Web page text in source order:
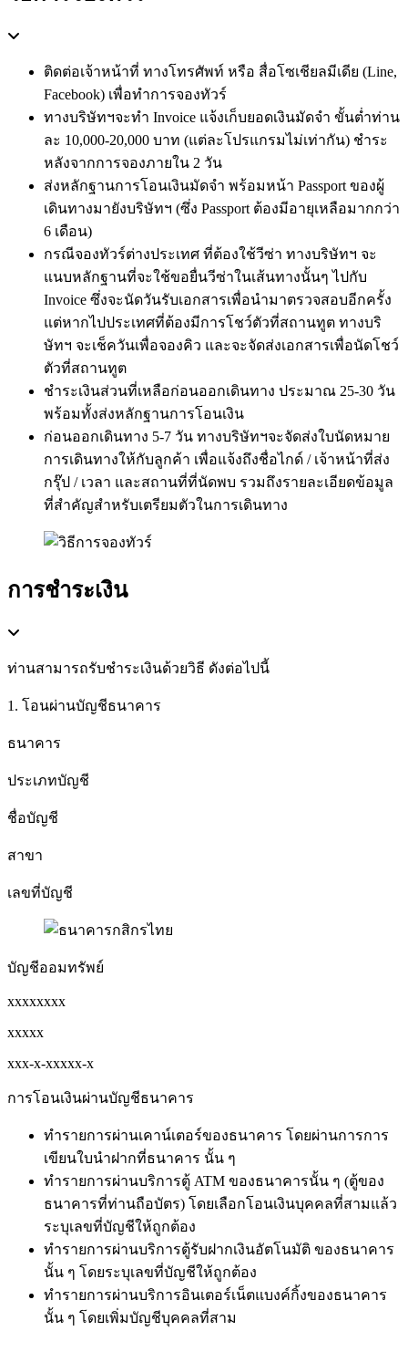
ติดต่อเจ้าหน้าที่ ทางโทรศัพท์ หรือ สื่อโซเชียลมีเดีย (Line,
Facebook) เพื่อทำการจองทัวร์
ทางบริษัทฯจะทำ Invoice แจ้งเก็บยอดเงินมัดจำ ขั้นต่ำท่าน
ละ 10,000-20,000 บาท (แต่ละโปรแกรมไม่เท่ากัน) ชำระ
หลังจากการจองภายใน 2 วัน
ส่งหลักฐานการโอนเงินมัดจำ พร้อมหน้า Passport ของผู้
เดินทางมายังบริษัทฯ (ซึ่ง Passport ต้องมีอายุเหลือมากกว่า
6 เดือน)
กรณีจองทัวร์ต่างประเทศ ที่ต้องใช้วีซ่า ทางบริษัทฯ จะ
แนบหลักฐานที่จะใช้ขอยื่นวีซ่าในเส้นทางนั้นๆ ไปกับ
Invoice ซึ่งจะนัดวันรับเอกสารเพื่อนำมาตรวจสอบอีกครั้ง
แต่หากไปประเทศที่ต้องมีการโชว์ตัวที่สถานทูต ทางบริ
ษัทฯ จะเช็ควันเพื่อจองคิว และจะจัดส่งเอกสารเพื่อนัดโชว์
ตัวที่สถานทูต
ชำระเงินส่วนที่เหลือก่อนออกเดินทาง ประมาณ 25-30 วัน
พร้อมทั้งส่งหลักฐานการโอนเงิน
ก่อนออกเดินทาง 5-7 วัน ทางบริษัทฯจะจัดส่งใบนัดหมาย
การเดินทางให้กับลูกค้า เพื่อแจ้งถึงชื่อไกด์ / เจ้าหน้าที่ส่ง
กรุ๊ป / เวลา และสถานที่ที่นัดพบ รวมถึงรายละเอียดข้อมูล
ที่สำคัญสำหรับเตรียมตัวในการเดินทาง
การชำระเงิน
ท่านสามารถรับชำระเงินด้วยวิธี ดังต่อไปนี้
1. โอนผ่านบัญชีธนาคาร
ธนาคาร
ประเภทบัญชี
ชื่อบัญชี
สาขา
เลขที่บัญชี
บัญชีออมทรัพย์
xxxxxxxx
xxxxx
xxx-x-xxxxx-x
การโอนเงินผ่านบัญชีธนาคาร
ทำรายการผ่านเคาน์เตอร์ของธนาคาร โดยผ่านการการ
เขียนใบนำฝากที่ธนาคาร นั้น ๆ
ทำรายการผ่านบริการตู้ ATM ของธนาคารนั้น ๆ (ตู้ของ
ธนาคารที่ท่านถือบัตร) โดยเลือกโอนเงินบุคคลที่สามแล้ว
ระบุเลขที่บัญชีให้ถูกต้อง
ทำรายการผ่านบริการตู้รับฝากเงินอัตโนมัติ ของธนาคาร
นั้น ๆ โดยระบุเลขที่บัญชีให้ถูกต้อง
ทำรายการผ่านบริการอินเตอร์เน็ตแบงค์กิ้งของธนาคาร
นั้น ๆ โดยเพิ่มบัญชีบุคคลที่สาม